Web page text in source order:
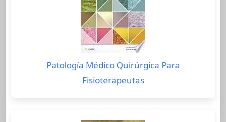
Patología Médico Quirúrgica Para
Fisioterapeutas